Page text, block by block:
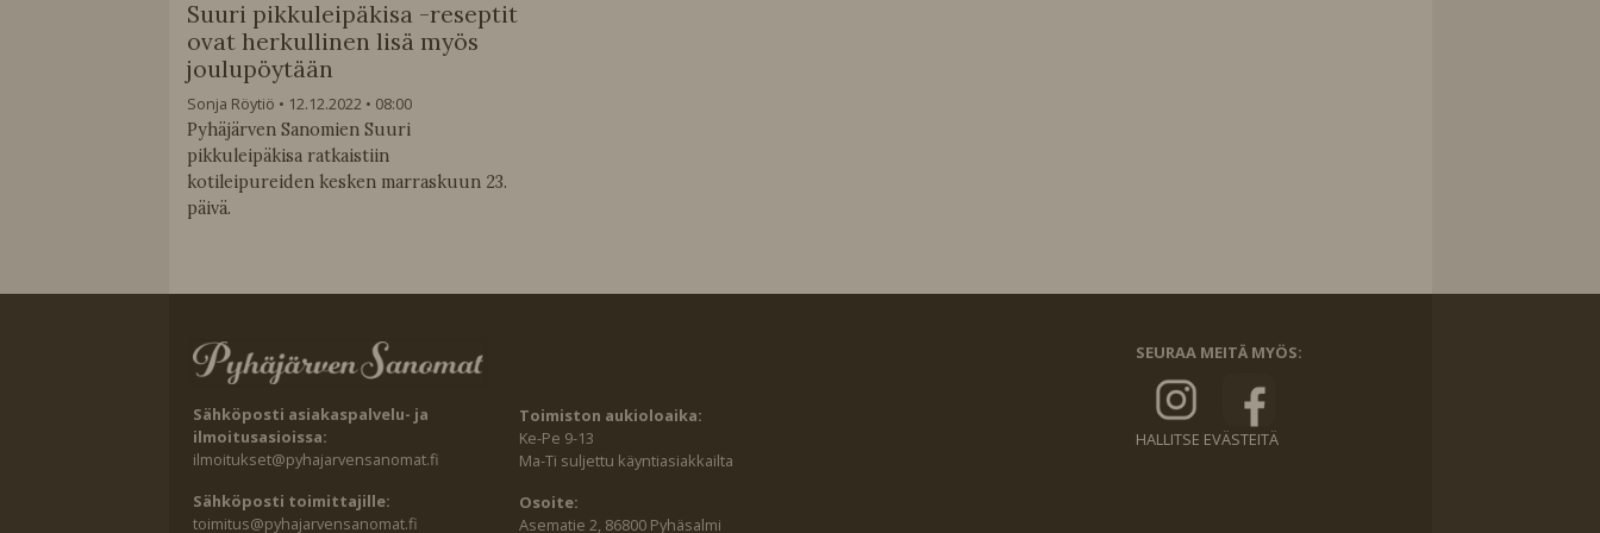
Suuri pikkuleipäkisa -reseptit
ovat herkullinen lisä myös
joulupöytään
Sonja Röytiö 12.12.2022
08:00
Pyhäjärven Sanomien Suuri
pikkuleipäkisa ratkaistiin
kotileipureiden kesken marraskuun 23.
päivä.
Sähköposti asiakaspalvelu- ja
ilmoitusasioissa:
ilmoitukset@pyhajarvensanomat.fi
Sähköposti toimittajille:
toimitus@pyhajarvensanomat.fi
Toimiston aukioloaika:
Ke-Pe 9-13
Ma-Ti suljettu käyntiasiakkailta
Osoite:
Asematie 2, 86800 Pyhäsalmi
SEURAA MEITÄ MYÖS:
HALLITSE EVÄSTEITÄ